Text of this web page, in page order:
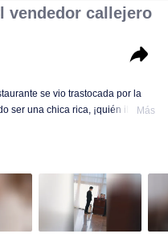
vendedor callejero
se vio trastocada por la
ser una chica rica, ¡quién iba aMás